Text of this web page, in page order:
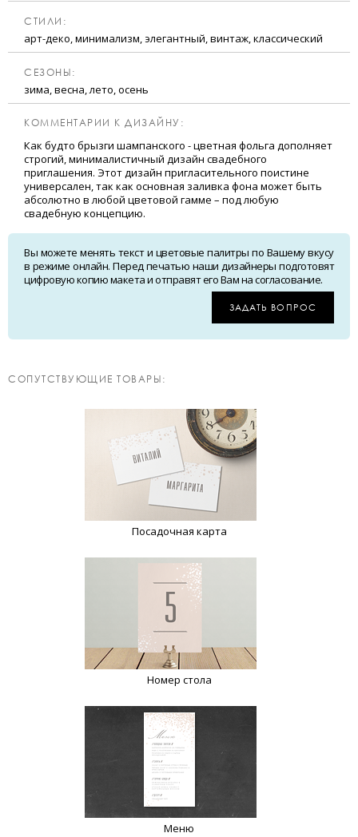
CТИЛИ:
арт-деко, минимализм, элегантный, винтаж, классический
CЕЗОНЫ:
зима, весна, лето, осень
КОММЕНТАРИИ К ДИЗАЙНУ:
Как будто брызги шампанского - цветная фольга дополняет
строгий, минималистичный дизайн свадебного
приглашения. Этот дизайн пригласительного поистине
универсален, так как основная заливка фона может быть
абсолютно в любой цветовой гамме – под любую
свадебную концепцию.
Вы можете менять текст и цветовые палитры по Вашему вкусу
в режиме онлайн. Перед печатью наши дизайнеры подготовят
цифровую копию макета и отправят его Вам на согласование.
ЗАДАТЬ ВОПРОС
CОПУТСТВУЮЩИЕ ТОВАРЫ:
Посадочная карта
Номер стола
Меню